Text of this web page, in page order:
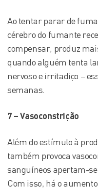
Ao tentar parar de
cérebro do fumante
compensar, produz
quando alguém tenta
nervoso e irritadiço –
semanas.
7 – Vasoconstrição
Além do estímulo à
também provoca
sanguíneos apertam-
Com isso, há o